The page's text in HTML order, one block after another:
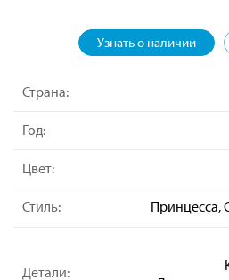
Узнать о наличии
Страна:
Год:
Цвет:
Стиль: Принцесса,
Детали: